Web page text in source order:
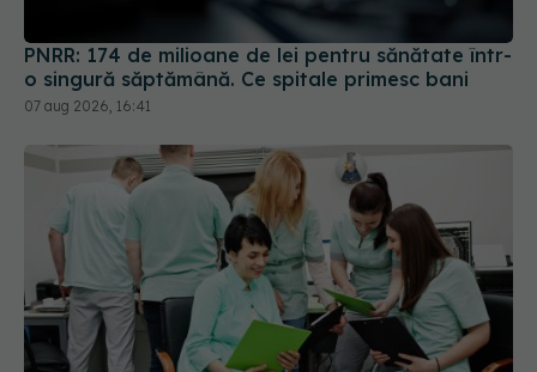
PNRR: 174 de milioane de lei pentru sănătate într-
o singură săptămână. Ce spitale primesc bani
07 aug 2026, 16:41